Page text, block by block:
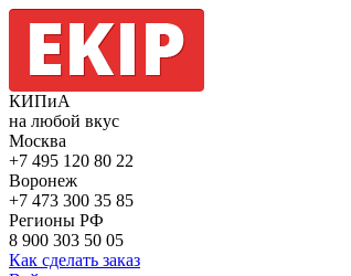
КИПиА
на любой вкус
Москва
+7 495 120 80 22
Воронеж
+7 473 300 35 85
Регионы РФ
8 900 303 50 05
Как сделать заказ